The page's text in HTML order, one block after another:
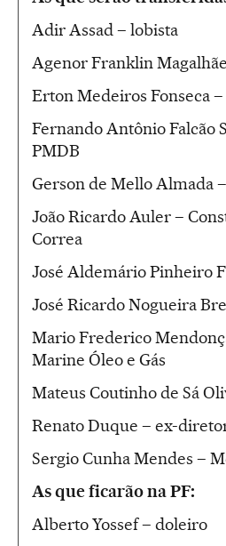
Adir Assad – lobista
Agenor Franklin
Erton Medeiros Fonseca
Fernando Antônio Falcão
PMDB
Gerson de Mello Almada
João Ricardo Auler –
Correa
José Aldemário Pinheiro
José Ricardo Nogueira
Mario Frederico
Marine Óleo e Gás
Mateus Coutinho de Sá
Renato Duque – ex-
Sergio Cunha Mendes –
As que ficarão na PF:
Alberto Yossef – doleiro